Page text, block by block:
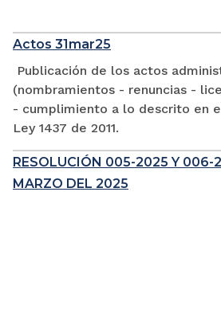
Actos 31mar25
Publicación de los actos
(nombramientos - renuncias -
- cumplimiento a lo descrito en
Ley 1437 de 2011.
RESOLUCIÓN 005-2025 Y 006-
MARZO DEL 2025